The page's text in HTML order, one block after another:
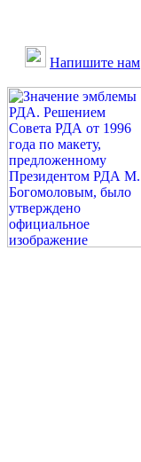
Напишите нам